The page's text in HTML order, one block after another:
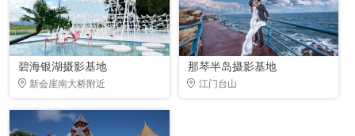
碧海银湖摄影基地
新会崖南大桥附近
那琴半岛摄影基地
江门台山